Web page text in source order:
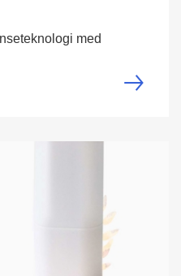
med